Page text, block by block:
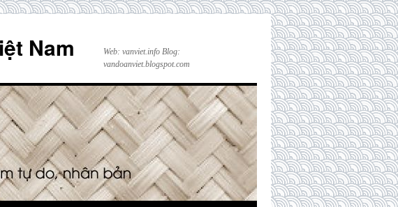
Nam
Web: vanviet.info Blog:
vandoanviet.blogspot.com